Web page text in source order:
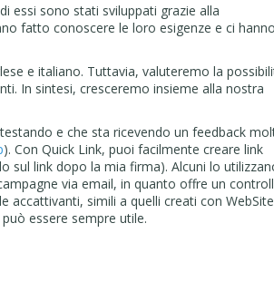
essi sono stati sviluppati grazie alla
fatto conoscere le loro esigenze e ci
e italiano. Tuttavia, valuteremo la
In sintesi, cresceremo insieme alla nostra
e che sta ricevendo un feedback
). Con Quick Link, puoi facilmente creare link
sul link dopo la mia firma). Alcuni lo
via email, in quanto offre un
accattivanti, simili a quelli creati con WebSite
essere sempre utile.